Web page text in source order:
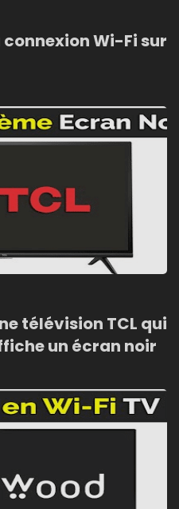
Wi-Fi sur
télévision TCL qui
un écran noir